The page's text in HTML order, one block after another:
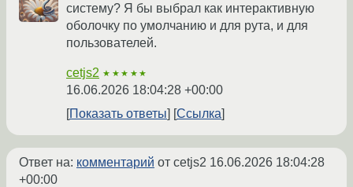
систему? Я бы выбрал как интерактивную
оболочку по умолчанию и для рута, и для
пользователей.
cetjs2 ★★★★★
16.06.2026 18:04:28 +00:00
Показать ответы
Ссылка
Ответ на: комментарий от cetjs2 16.06.2026 18:04:28
+00:00